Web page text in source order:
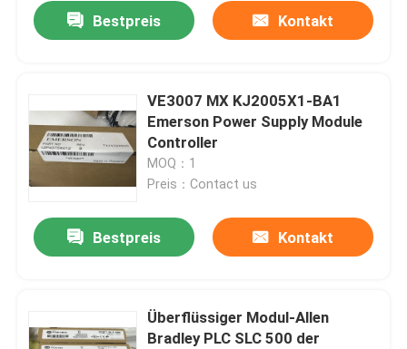
Produkte
Über uns
Fabrik-Ausflug
Qualitätskontrolle
Bestpreis Kontakt
VE3007 MX KJ2005X1-BA1
Emerson Power Supply Module
Controller
MOQ：1
Preis：Contact us
Bestpreis Kontakt
Überflüssiger Modul-Allen
Bradley PLC SLC 500 der